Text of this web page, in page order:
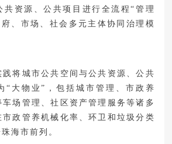
共资源、公共项目进行全流程“管理
、市场、社会多元主体协同治理模
将城市公共空间与公共资源、公共
“大物业”，包括城市管理、市政养
场管理、社区资产管理服务等诸多
政管养机械化率、环卫和垃圾分类
海市前列。